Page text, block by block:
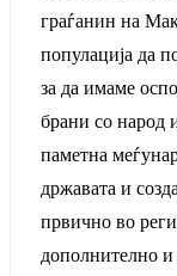
граѓанин на
популација да
за да имаме
брани со народ
паметна
државата и
првично во
дополнително